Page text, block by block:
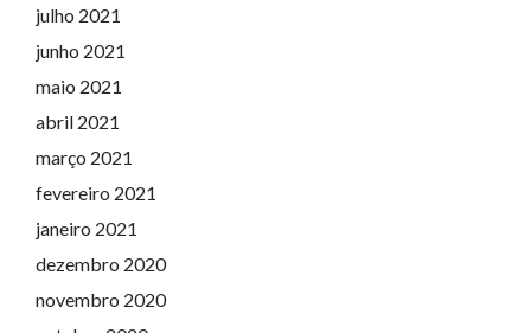
julho 2021
junho 2021
maio 2021
abril 2021
março 2021
fevereiro 2021
janeiro 2021
dezembro 2020
novembro 2020